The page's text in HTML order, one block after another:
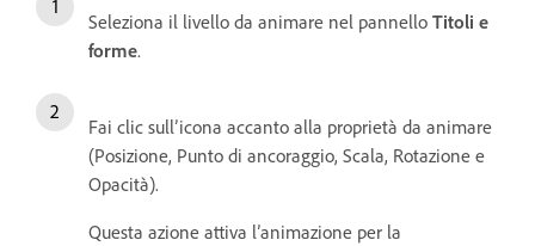
Seleziona il livello da animare nel pannello Titoli e
forme.
Fai clic sull’icona accanto alla proprietà da animare
(Posizione, Punto di ancoraggio, Scala, Rotazione e
Opacità).
Questa azione attiva l’animazione per la